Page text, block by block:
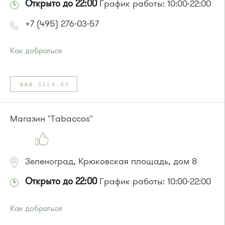
Открыто до 22:00График работы: 10:00-22:00
+7 (495) 276-03-57
Как добраться
Автобус № 4, 9.
Маршрутка № 721м
или до остановки"Станция Крюково":
377, 390, 476, 493.
Маршрутка № 127, 312, 377, 390, 476, 408м, 409м, 721м,
903, 128, 431м, 900
WWW.SELA.RU
Магазин "Tabaccos"
Зеленоград, Крюковская площадь, дом 8
Открыто до 22:00График работы: 10:00-22:00
Как добраться